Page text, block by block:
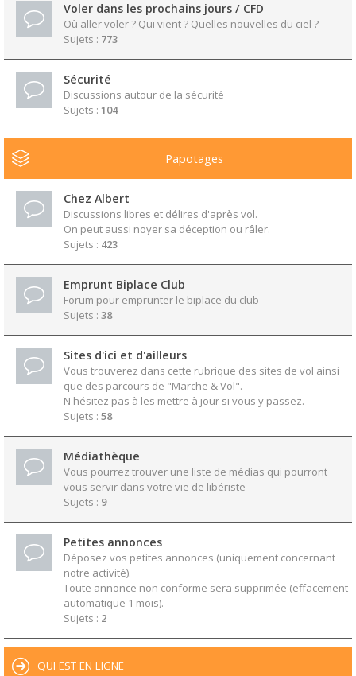
Voler dans les prochains jours / CFD
Où aller voler ? Qui vient ? Quelles nouvelles du ciel ?
Sujets : 773
Sécurité
Discussions autour de la sécurité
Sujets : 104
Papotages
Chez Albert
Discussions libres et délires d'après vol.
On peut aussi noyer sa déception ou râler.
Sujets : 423
Emprunt Biplace Club
Forum pour emprunter le biplace du club
Sujets : 38
Sites d'ici et d'ailleurs
Vous trouverez dans cette rubrique des sites de vol ainsi
que des parcours de "Marche & Vol".
N'hésitez pas à les mettre à jour si vous y passez.
Sujets : 58
Médiathèque
Vous pourrez trouver une liste de médias qui pourront
vous servir dans votre vie de libériste
Sujets : 9
Petites annonces
Déposez vos petites annonces (uniquement concernant
notre activité).
Toute annonce non conforme sera supprimée (effacement
automatique 1 mois).
Sujets : 2
QUI EST EN LIGNE